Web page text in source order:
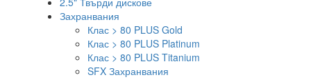
Захранвания
Клас > 80 PLUS Gold
Клас > 80 PLUS Platinum
Клас > 80 PLUS Titanium
SFX Захранвания